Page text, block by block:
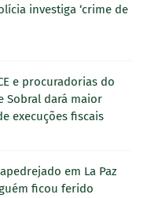
investiga ‘crime de
e procuradorias do
Sobral dará maior
execuções fiscais
em La Paz
ficou ferido